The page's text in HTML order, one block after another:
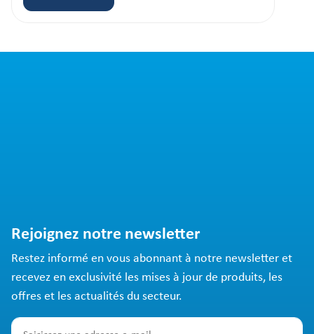
Rejoignez notre newsletter
Restez informé en vous abonnant à notre newsletter et
recevez en exclusivité les mises à jour de produits, les
offres et les actualités du secteur.